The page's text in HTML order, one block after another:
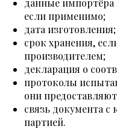
данные импортёра
если применимо;
дата изготовления;
срок хранения,
производителем;
декларация о
протоколы
они
связь документа
партией.